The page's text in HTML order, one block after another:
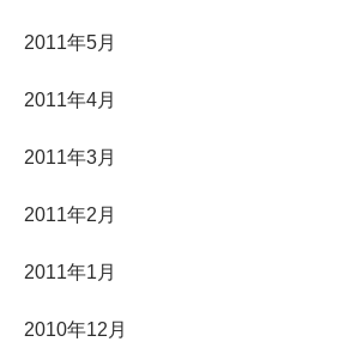
2011年5月
2011年4月
2011年3月
2011年2月
2011年1月
2010年12月